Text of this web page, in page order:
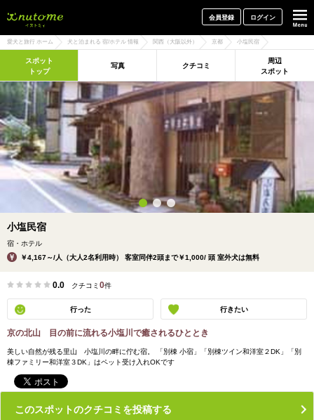
会員登録 ログイン
愛犬と旅行 ホーム 犬と泊まれる 宿/ホテル 情報 関西（大阪以外） 京都 小塩民宿
スポット
トップ
写真 クチコミ
周辺
スポット
小塩民宿
宿・ホテル
￥4,167～/人（大人2名利用時） 客室同伴2頭まで￥1,000/ 頭 室外犬は無料
0.0 クチコミ 0件
行った 行きたい
京の北山 目の前に流れる小塩川で癒されるひととき
美しい自然が残る里山 小塩川の畔に佇む宿。 「別棟 小宿」「別棟ツイン和洋室２DK」「別
棟ファミリー和洋室３DK」はペット受け入れOKです
このスポットのクチコミを投稿する